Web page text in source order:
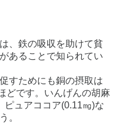
、鉄の吸収を助けて貧
あることで知られてい
すためにも銅の摂取は
どです。いんげんの胡麻
ピュアココア(0.11㎎)な
。